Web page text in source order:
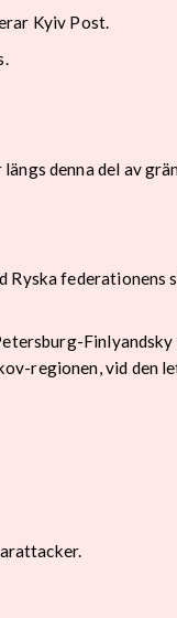
Kyiv Post.
denna del av
Ryska federationens
regionen, vid den